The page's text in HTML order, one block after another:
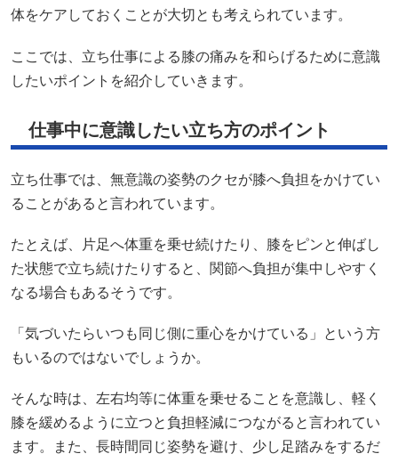
体をケアしておくことが大切とも考えられています。
ここでは、立ち仕事による膝の痛みを和らげるために意識
したいポイントを紹介していきます。
仕事中に意識したい立ち方のポイント
立ち仕事では、無意識の姿勢のクセが膝へ負担をかけてい
ることがあると言われています。
たとえば、片足へ体重を乗せ続けたり、膝をピンと伸ばし
た状態で立ち続けたりすると、関節へ負担が集中しやすく
なる場合もあるそうです。
「気づいたらいつも同じ側に重心をかけている」という方
もいるのではないでしょうか。
そんな時は、左右均等に体重を乗せることを意識し、軽く
膝を緩めるように立つと負担軽減につながると言われてい
ます。また、長時間同じ姿勢を避け、少し足踏みをするだ